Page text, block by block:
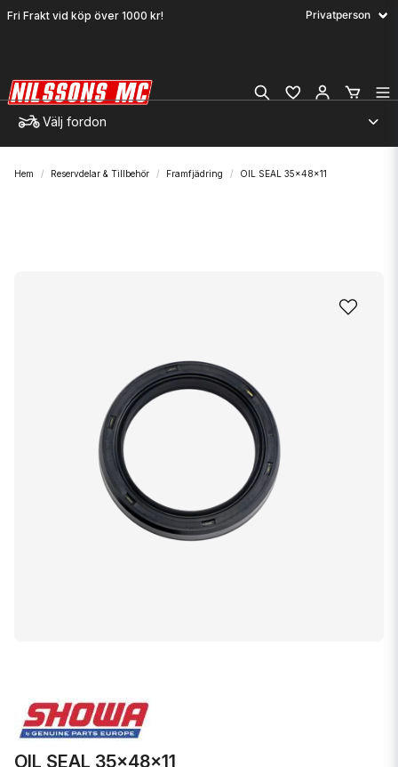
Fri Frakt vid köp över 1000 kr!
Välj fordon
Hem Reservdelar & Tillbehör Framfjädring OIL SEAL 35x48x11
OIL SEAL 35x48x11